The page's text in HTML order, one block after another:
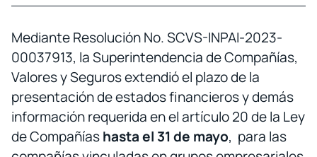
Mediante Resolución No. SCVS-INPAI-2023-
00037913, la Superintendencia de Compañías,
Valores y Seguros extendió el plazo de la
presentación de estados financieros y demás
información requerida en el artículo 20 de la Ley
de Compañíashasta el 31 de mayo, para las